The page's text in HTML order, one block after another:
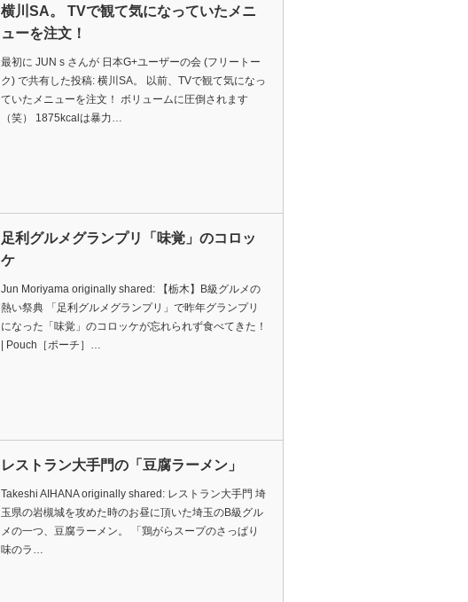
横川SA。 TVで観て気になっていたメニ
ューを注文！
最初に JUN s さんが 日本G+ユーザーの会 (フリートー
ク) で共有した投稿: 横川SA。 以前、TVで観て気になっ
ていたメニューを注文！ ボリュームに圧倒されます
（笑） 1875kcalは暴力…
足利グルメグランプリ「味覚」のコロッ
ケ
Jun Moriyama originally shared: 【栃木】B級グルメの
熱い祭典 「足利グルメグランプリ」で昨年グランプリ
になった「味覚」のコロッケが忘れられず食べてきた！
| Pouch［ポーチ］…
レストラン大手門の「豆腐ラーメン」
Takeshi AIHANA originally shared: レストラン大手門 埼
玉県の岩槻城を攻めた時のお昼に頂いた埼玉のB級グル
メの一つ、豆腐ラーメン。 「鶏がらスープのさっぱり
味のラ…